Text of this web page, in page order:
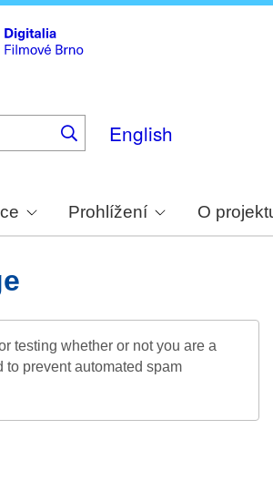
English
Prohlížení O
testing whether or not you are a
to prevent automated spam